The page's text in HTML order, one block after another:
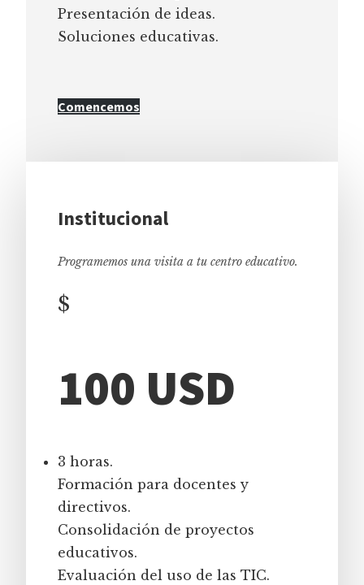
Presentación de ideas.
Soluciones educativas.
Comencemos
Institucional
Programemos una visita a tu centro educativo.
$
100 USD
3 horas.
Formación para docentes y
directivos.
Consolidación de proyectos
educativos.
Evaluación del uso de las TIC.